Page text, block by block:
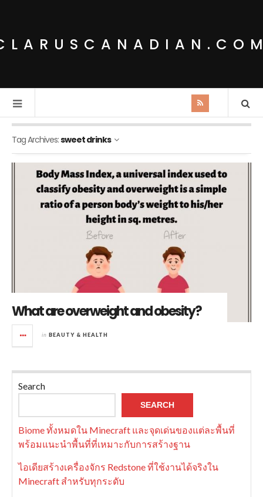
Tag Archives:sweet drinks
What are overweight and obesity?
in BEAUTY & HEALTH
Search
SEARCH
Biome ทั้งหมดใน Minecraft และจุดเด่นของแต่ละพื้นที่
พร้อมแนะนำพื้นที่ที่เหมาะกับการสร้างฐาน
ไอเดียสร้างเครื่องจักร Redstone ที่ใช้งานได้จริงใน
Minecraft สำหรับทุกระดับ